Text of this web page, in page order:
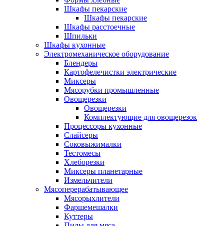
Шкафы пекарские
Шкафы пекарские
Шкафы расстоечные
Шпильки
Шкафы кухонные
Электромеханическое оборудование
Блендеры
Картофелечистки электрические
Миксеры
Мясорубки промышленные
Овощерезки
Овощерезки
Комплектующие для овощерезок
Процессоры кухонные
Слайсеры
Соковыжималки
Тестомесы
Хлеборезки
Миксеры планетарные
Измельчители
Мясоперерабатывающее
Мясорыхлители
Фаршемешалки
Куттеры